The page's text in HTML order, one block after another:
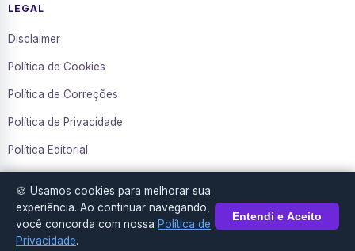
LEGAL
Disclaimer
Política de Cookies
Política de Correções
Política de Privacidade
Política Editorial
Transparência
© 2016–2026 Diário da Mídia. Todos os direitos reservados.
🍪 Usamos cookies para melhorar sua
experiência. Ao continuar navegando,
você concorda com nossa Política de
Privacidade.
Entendi e Aceito